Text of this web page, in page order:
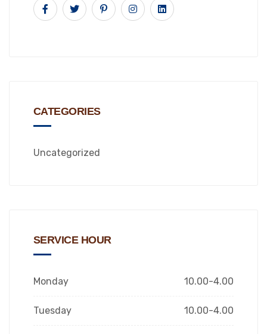
CATEGORIES
Uncategorized
SERVICE HOUR
Monday 10.00-4.00
Tuesday 10.00-4.00